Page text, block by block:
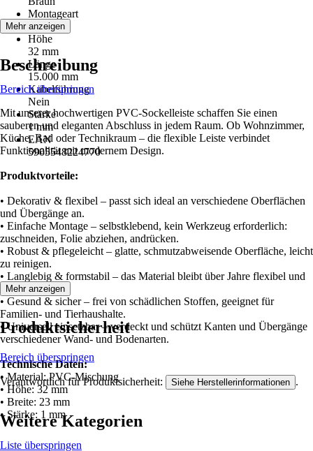
Montageart
Kleben
Höhe
32 mm
Länge
15.000 mm
Kabelführung
Nein
Stärke
1 mm
EAN
5905548224770
Mehr anzeigen
Beschreibung
Bereich überspringen
Mit unserer hochwertigen PVC-Sockelleiste schaffen Sie einen
sauberen und eleganten Abschluss in jedem Raum. Ob Wohnzimmer,
Küche, Bad oder Technikraum – die flexible Leiste verbindet
Funktionalität mit modernem Design.
Produktvorteile:
• Dekorativ & flexibel – passt sich ideal an verschiedene Oberflächen
und Übergänge an.
• Einfache Montage – selbstklebend, kein Werkzeug erforderlich:
zuschneiden, Folie abziehen, andrücken.
• Robust & pflegeleicht – glatte, schmutzabweisende Oberfläche, leicht
zu reinigen.
• Langlebig & formstabil – das Material bleibt über Jahre flexibel und
stabil.
• Gesund & sicher – frei von schädlichen Stoffen, geeignet für
Familien- und Tierhaushalte.
• Universell einsetzbar – verdeckt und schützt Kanten und Übergänge
verschiedener Wand- und Bodenarten.
Technische Daten:
• Material: PVC-Mischung
• Höhe: 32 mm
• Breite: 23 mm
• Stärke: 1 mm
Mehr anzeigen
Produktsicherheit
Bereich überspringen
Verantwortlich für Produktsicherheit: Siehe Herstellerinformationen .
Weitere Kategorien
Liste überspringen